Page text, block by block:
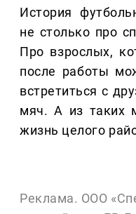
История
не столько про
Про взрослых,
после работы
встретиться с
мяч. А из таких
жизнь целого
Реклама. ООО